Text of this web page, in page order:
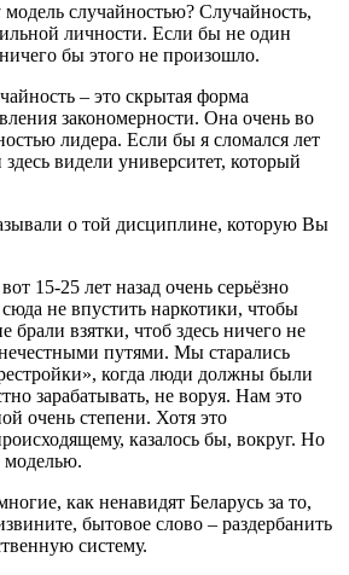
случайностью? Случайность,
личности. Если бы не один
бы этого не произошло.
– это скрытая форма
закономерности. Она очень во
лидера. Если бы я сломался лет
видели университет, который
о той дисциплине, которую Вы
15-25 лет назад очень серьёзно
не впустить наркотики, чтобы
брали взятки, чтоб здесь ничего не
путями. Мы старались
когда люди должны были
зарабатывать, не воруя. Нам это
очень степени. Хотя это
казалось бы, вокруг. Но
моделью.
как ненавидят Беларусь за то,
бытовое слово – раздербанить
систему.